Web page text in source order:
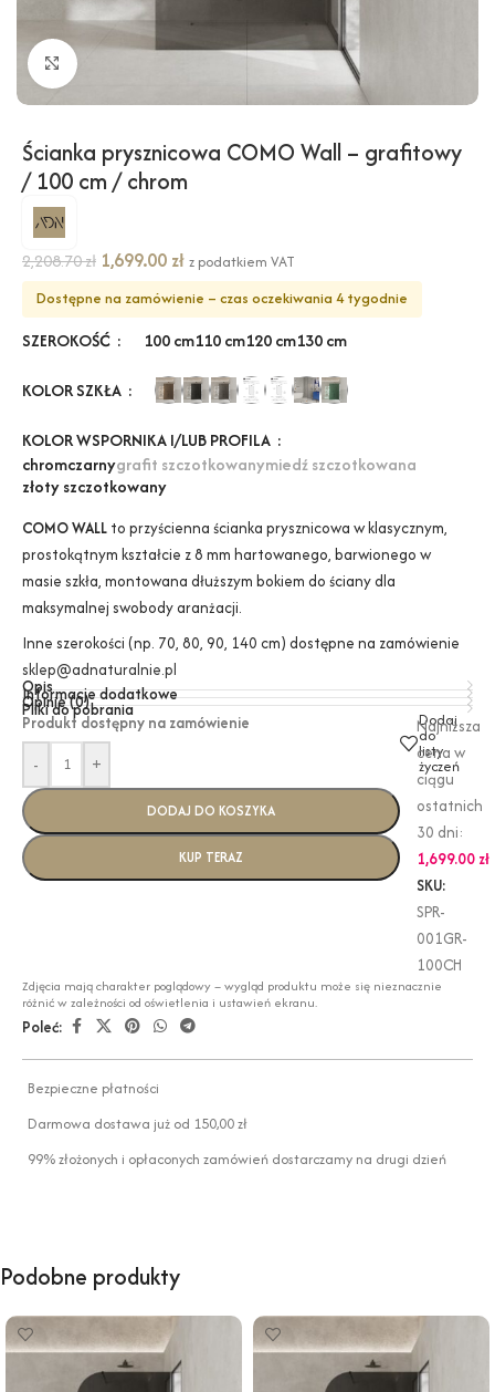
Kliknij, aby powiększyć
Ścianka prysznicowa COMO Wall – grafitowy
/ 100 cm / chrom
2,208.70zł 1,699.00 zł z podatkiem VAT
Dostępne na zamówienie – czas oczekiwania 4 tygodnie
SZEROKOŚĆ 100 cm110 cm120 cm130 cm
KOLOR SZKŁA
KOLOR WSPORNIKA I/LUB PROFILA
chromczarnygrafit szczotkowanymiedź szczotkowana
złoty szczotkowany
COMO WALL to przyścienna ścianka prysznicowa w klasycznym,
prostokątnym kształcie z 8 mm hartowanego, barwionego w
masie szkła, montowana dłuższym bokiem do ściany dla
maksymalnej swobody aranżacji.
Inne szerokości (np. 70, 80, 90, 140 cm) dostępne na zamówienie
sklep@adnaturalnie.pl
Opis
Informacje dodatkowe
Opinie (0)
Pliki do pobrania
Produkt dostępny na zamówienie
-
+
DODAJ DO KOSZYKA
KUP TERAZ
Dodaj
do
listy
życzeń
Najniższa
cena w
ciągu
ostatnich
30 dni:
1,699.00 zł
SKU:
SPR-
001GR-
100CH
Zdjęcia mają charakter poglądowy – wygląd produktu może się nieznacznie
różnić w zależności od oświetlenia i ustawień ekranu.
Poleć:
Bezpieczne płatności
Darmowa dostawa już od 150,00 zł
99% złożonych i opłaconych zamówień dostarczamy na drugi dzień
Podobne produkty